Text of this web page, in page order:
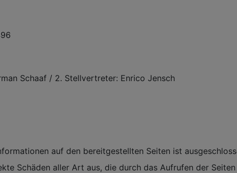
Schaaf / 2. Stellvertreter: Enrico Jensch
auf den bereitgestellten Seiten ist
Schäden aller Art aus, die durch das Aufrufen der